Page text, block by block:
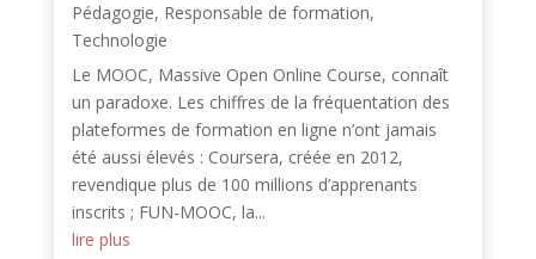
Pédagogie, Responsable de formation,
Technologie
Le MOOC, Massive Open Online Course, connaît
un paradoxe. Les chiffres de la fréquentation des
plateformes de formation en ligne n’ont jamais
été aussi élevés : Coursera, créée en 2012,
revendique plus de 100 millions d’apprenants
inscrits ; FUN-MOOC, la...
lire plus